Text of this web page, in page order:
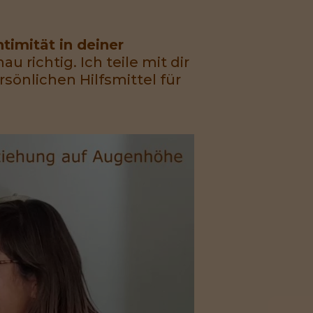
in deiner
richtig. Ich teile mit dir
Hilfsmittel für